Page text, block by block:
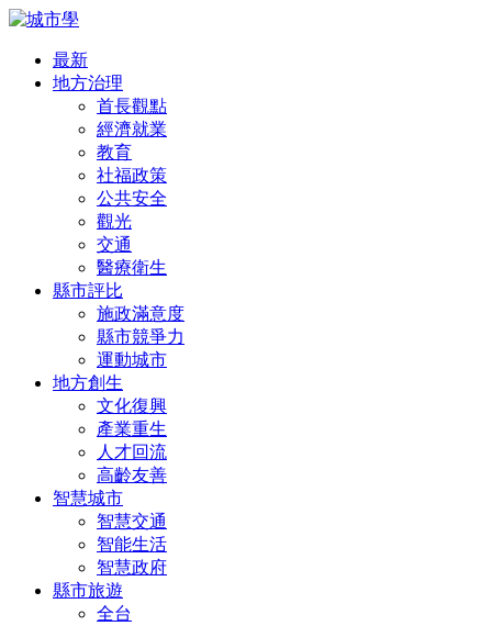
最新
地方治理
首長觀點
經濟就業
教育
社福政策
公共安全
觀光
交通
醫療衛生
縣市評比
施政滿意度
縣市競爭力
運動城市
地方創生
文化復興
產業重生
人才回流
高齡友善
智慧城市
智慧交通
智能生活
智慧政府
縣市旅遊
全台